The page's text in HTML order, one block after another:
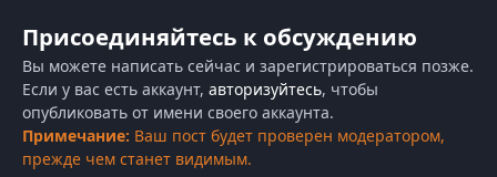
Присоединяйтесь к обсуждению
Вы можете написать сейчас и зарегистрироваться позже.
Если у вас есть аккаунт, авторизуйтесь, чтобы
опубликовать от имени своего аккаунта.
Примечание: Ваш пост будет проверен модератором,
прежде чем станет видимым.